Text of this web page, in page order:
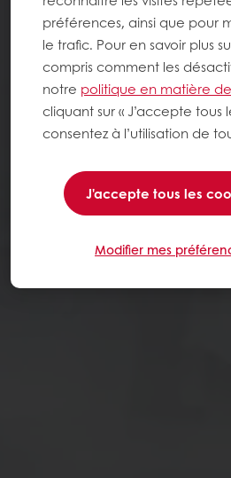
préférences, ainsi que pour
le trafic. Pour en savoir plus
compris comment les
notre politique en matière
cliquant sur « J’accepte tous
consentez à l’utilisation de
J'accepte tous les
Modifier mes